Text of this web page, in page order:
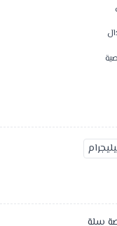
سلة